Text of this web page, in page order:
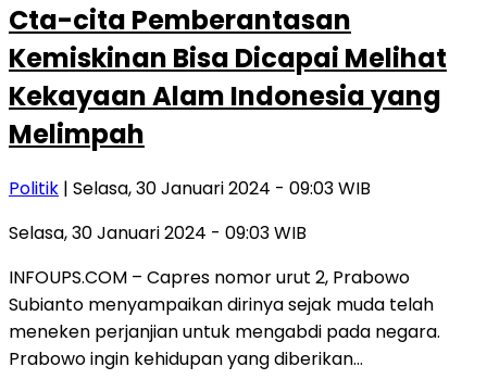
Cta-cita Pemberantasan
Kemiskinan Bisa Dicapai Melihat
Kekayaan Alam Indonesia yang
Melimpah
Politik | Selasa, 30 Januari 2024 - 09:03 WIB
Selasa, 30 Januari 2024 - 09:03 WIB
INFOUPS.COM – Capres nomor urut 2, Prabowo
Subianto menyampaikan dirinya sejak muda telah
meneken perjanjian untuk mengabdi pada negara.
Prabowo ingin kehidupan yang diberikan…